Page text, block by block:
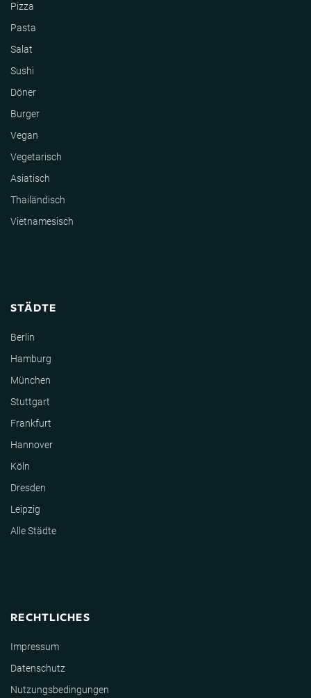
Pizza
Pasta
Salat
Sushi
Döner
Burger
Vegan
Vegetarisch
Asiatisch
Thailändisch
Vietnamesisch
STÄDTE
Berlin
Hamburg
München
Stuttgart
Frankfurt
Hannover
Köln
Dresden
Leipzig
Alle Städte
RECHTLICHES
Impressum
Datenschutz
Nutzungsbedingungen